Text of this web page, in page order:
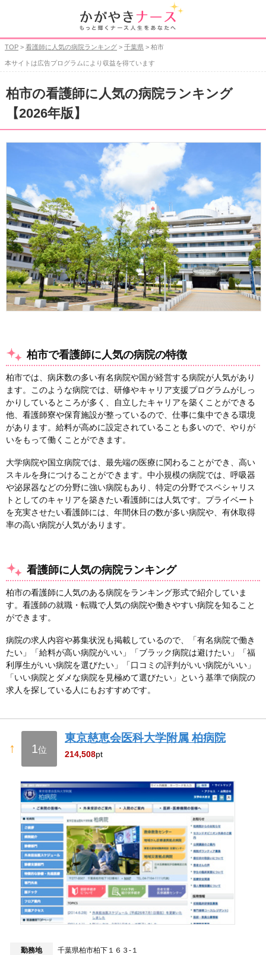
TOP > 看護師に人気の病院ランキング > 千葉県 > 柏市
本サイトは広告プログラムにより収益を得ています
柏市の看護師に人気の病院ランキング
【2026年版】
柏市で看護師に人気の病院の特徴
柏市では、病床数の多い有名病院や国が経営する病院が人気があり
ます。このような病院では、研修やキャリア支援プログラムがしっ
かりしているところが多く、自立したキャリアを築くことができる
他、看護師寮や保育施設が整っているので、仕事に集中できる環境
があります。給料が高めに設定されていることも多いので、やりが
いをもって働くことができます。
大学病院や国立病院では、最先端の医療に関わることができ、高い
スキルを身につけることができます。中小規模の病院では、呼吸器
や泌尿器などの分野に強い病院もあり、特定の分野でスペシャリス
トとしてのキャリアを築きたい看護師には人気です。プライベート
を充実させたい看護師には、年間休日の数が多い病院や、有休取得
率の高い病院が人気があります。
看護師に人気の病院ランキング
柏市の看護師に人気のある病院をランキング形式で紹介していま
す。看護師の就職・転職で人気の病院や働きやすい病院を知ること
ができます。
病院の求人内容や募集状況も掲載しているので、「有名病院で働き
たい」「給料が高い病院がいい」「ブラック病院は避けたい」「福
利厚生がいい病院を選びたい」「口コミの評判がいい病院がいい」
「いい病院とダメな病院を見極めて選びたい」という基準で病院の
求人を探している人にもおすすめです。
↑ 1位
東京慈恵会医科大学附属 柏病院
214,508pt
勤務地 千葉県柏市柏下１６３‐１